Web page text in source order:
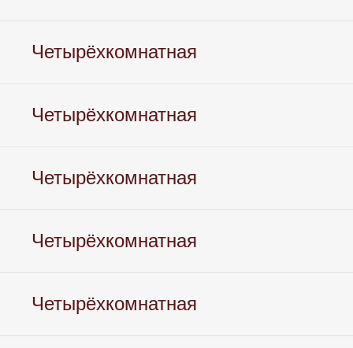
Четырёхкомнатная
Четырёхкомнатная
Четырёхкомнатная
Четырёхкомнатная
Четырёхкомнатная